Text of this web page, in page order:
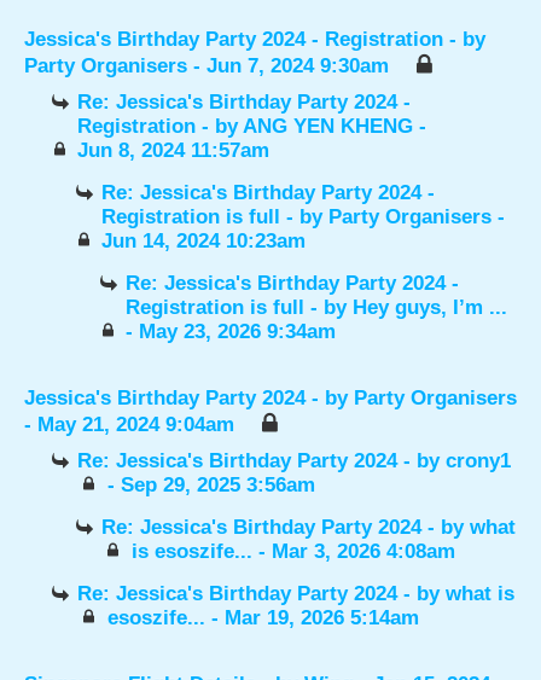
Jessica's Birthday Party 2024 - Registration - by
Party Organisers - Jun 7, 2024 9:30am
Re: Jessica's Birthday Party 2024 -
Registration - byANG YEN KHENG -
Jun 8, 2024 11:57am
Re: Jessica's Birthday Party 2024 -
Registration is full - by Party Organisers -
Jun 14, 2024 10:23am
Re: Jessica's Birthday Party 2024 -
Registration is full - by Hey guys, I’m ...
- May 23, 2026 9:34am
Jessica's Birthday Party 2024 - by Party Organisers
- May 21, 2024 9:04am
Re: Jessica's Birthday Party 2024 - bycrony1
- Sep 29, 2025 3:56am
Re: Jessica's Birthday Party 2024 - bywhat
is esoszife... - Mar 3, 2026 4:08am
Re: Jessica's Birthday Party 2024 - bywhat is
esoszife... - Mar 19, 2026 5:14am